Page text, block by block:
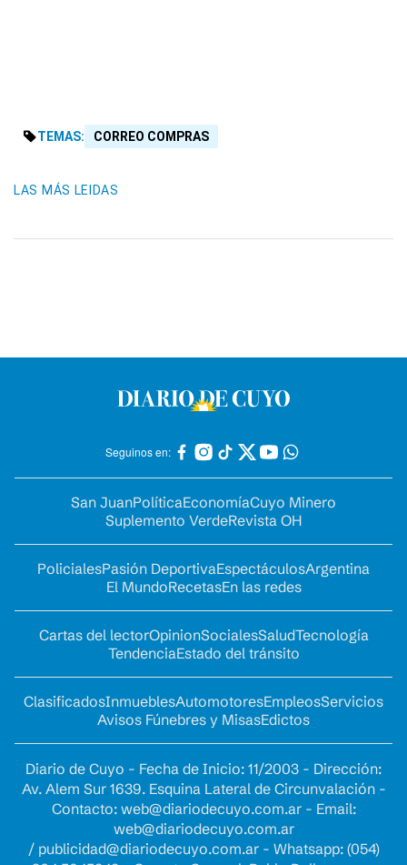
TEMAS: CORREO COMPRAS
LAS MÁS LEIDAS
Seguinos en:
San JuanPolíticaEconomíaCuyo Minero
Suplemento VerdeRevista OH
PolicialesPasión DeportivaEspectáculosArgentina
El MundoRecetasEn las redes
Cartas del lectorOpinionSocialesSaludTecnología
TendenciaEstado del tránsito
ClasificadosInmueblesAutomotoresEmpleosServicios
Avisos Fúnebres y MisasEdictos
Diario de Cuyo - Fecha de Inicio: 11/2003 - Dirección:
Av. Alem Sur 1639. Esquina Lateral de Circunvalación -
Contacto: web@diariodecuyo.com.ar- Email:
web@diariodecuyo.com.ar
/ publicidad@diariodecuyo.com.ar- Whatsapp: (054)